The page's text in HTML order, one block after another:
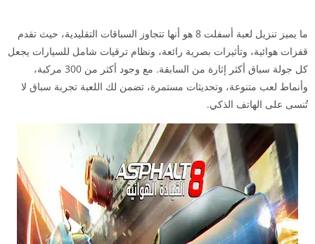
ما يميز تنزيل لعبة أسفلت 8 هو أنها تتجاوز السباقات التقليدية، حيث تقدم
قفزات هوائية، وتأثيرات بصرية رائعة، ونظام ترقيات شامل للسيارات يجعل
كل جولة سباق أكثر إثارة من السابقة. مع وجود أكثر من 300 مركبة،
وأنماط لعب متنوعة، وتحديثات مستمرة، تضمن لك اللعبة تجربة سباق لا
تُنسى على الهاتف الذكي.